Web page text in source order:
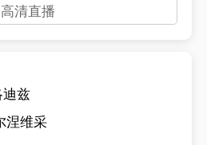
高清直播
迪兹
涅维采